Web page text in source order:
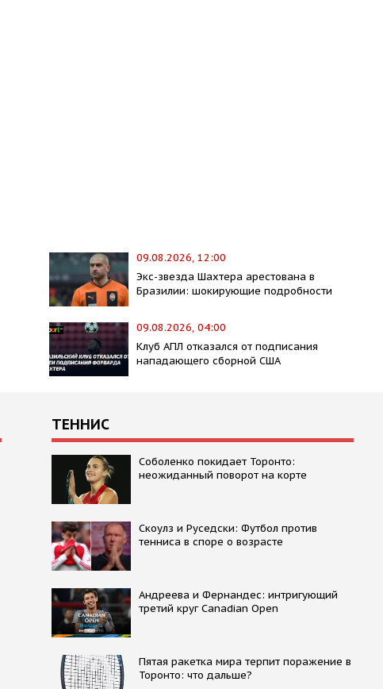
09.08.2026, 12:00
Экс-звезда Шахтера арестована в
Бразилии: шокирующие подробности
09.08.2026, 04:00
Клуб АПЛ отказался от подписания
нападающего сборной США
ТЕННИС
Соболенко покидает Торонто:
неожиданный поворот на корте
Скоулз и Руседски: Футбол против
тенниса в споре о возрасте
Андреева и Фернандес: интригующий
третий круг Canadian Open
Пятая ракетка мира терпит поражение в
Торонто: что дальше?